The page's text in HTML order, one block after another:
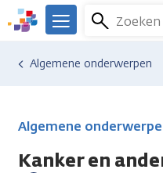
Overslaan
en
We
er
Kanker.nl
Zoeken
Menu
Algemene onderwerpen
Kanker en
Algemene